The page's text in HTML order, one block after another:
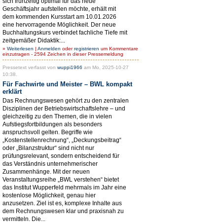
Geschäftsjahr aufstellen möchte, erhält mit
dem kommenden Kursstart am 10.01.2026
eine hervorragende Möglichkeit. Der neue
Buchhaltungskurs verbindet fachliche Tiefe mit
zeitgemäßer Didaktik:...
» Weiterlesen | Anmelden oderregistrieren um Kommentare
einzutragen - 2594 Zeichen in dieser Pressemeldung
Pressetext verfasst von wuppi1966 am Mo, 2025-10-27
10:38.
Für Fachwirte und Meister – BWL kompakt
erklärt
Das Rechnungswesen gehört zu den zentralen
Disziplinen der Betriebswirtschaftslehre – und
gleichzeitig zu den Themen, die in vielen
Aufstiegsfortbildungen als besonders
anspruchsvoll gelten. Begriffe wie
„Kostenstellenrechnung“, „Deckungsbeitrag“
oder „Bilanzstruktur“ sind nicht nur
prüfungsrelevant, sondern entscheidend für
das Verständnis unternehmerischer
Zusammenhänge. Mit der neuen
Veranstaltungsreihe „BWL verstehen“ bietet
das Institut Wupperfeld mehrmals im Jahr eine
kostenlose Möglichkeit, genau hier
anzusetzen. Ziel ist es, komplexe Inhalte aus
dem Rechnungswesen klar und praxisnah zu
vermitteln. Die...